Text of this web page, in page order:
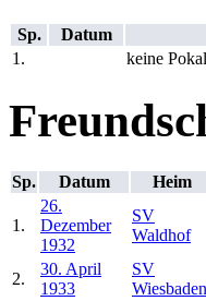
Sp. Datum
1.
keine
Sp. Datum Heim
1.
26.
Dezember
1932
SV
Waldhof
2.
30. April
1933
SV
Wiesbaden